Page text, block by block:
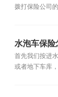
拨打保险公司
水泡车保险
首先我们按进
或者地下车库